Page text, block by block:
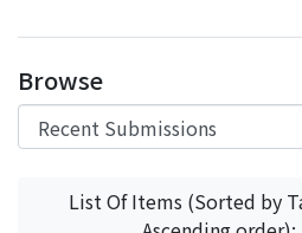
Browse
List Of Items (Sorted by